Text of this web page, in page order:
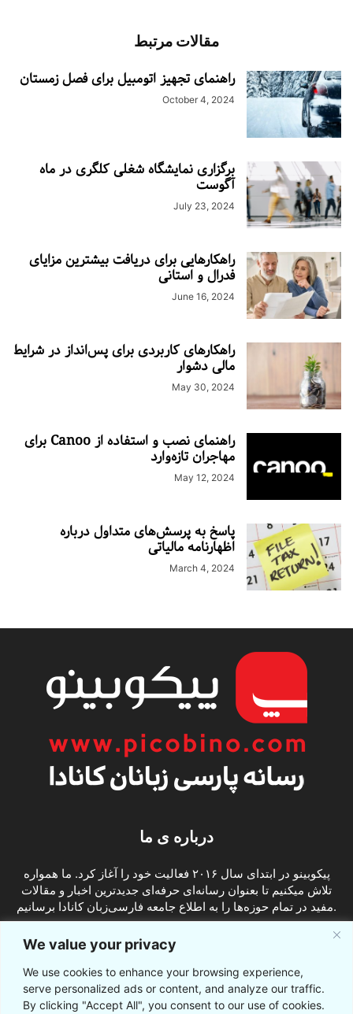
We value your privacy
We use cookies to enhance your browsing experience,
serve personalized ads or content, and analyze our traffic.
By clicking "Accept All", you consent to our use of cookies.
مقالات مرتبط
راهنمای تجهیز اتومبیل برای فصل زمستان
October 4, 2024
برگزاری نمایشگاه شغلی کلگری در ماه
آگوست
July 23, 2024
راهکارهایی برای دریافت بیشترین مزایای
فدرال و استانی
June 16, 2024
راهکارهای کاربردی برای پس‌انداز در شرایط
مالی دشوار
May 30, 2024
راهنمای نصب و استفاده از Canoo برای
مهاجران تازه‌وارد
May 12, 2024
پاسخ به پرسش‌های متداول درباره
اظهارنامه مالیاتی
March 4, 2024
درباره ی ما
پیکوبینو در ابتدای سال ۲۰۱۶ فعالیت خود را آغاز کرد. ما همواره
تلاش میکنیم تا بعنوان رسانه‌ای حرفه‌ای جدیدترین اخبار و مقالات
مفید در تمام حوزه‌ها را به اطلاع جامعه فارسی‌زبان کانادا برسانیم.
ما را دنبال کنید